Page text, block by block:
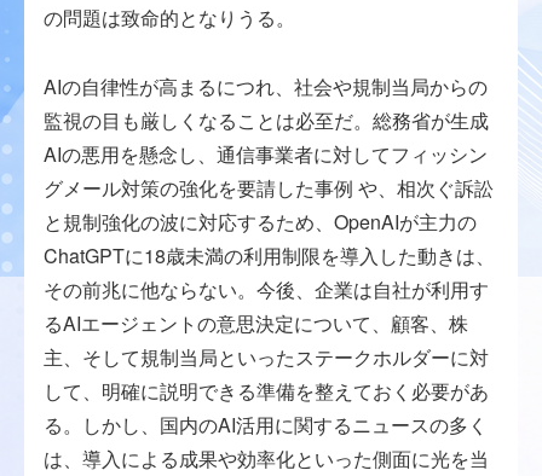
の問題は致命的となりうる。
AIの自律性が高まるにつれ、社会や規制当局からの
監視の目も厳しくなることは必至だ。総務省が生成
AIの悪用を懸念し、通信事業者に対してフィッシン
グメール対策の強化を要請した事例 や、相次ぐ訴訟
と規制強化の波に対応するため、OpenAIが主力の
ChatGPTに18歳未満の利用制限を導入した動きは、
その前兆に他ならない。今後、企業は自社が利用す
るAIエージェントの意思決定について、顧客、株
主、そして規制当局といったステークホルダーに対
して、明確に説明できる準備を整えておく必要があ
る。しかし、国内のAI活用に関するニュースの多く
は、導入による成果や効率化といった側面に光を当